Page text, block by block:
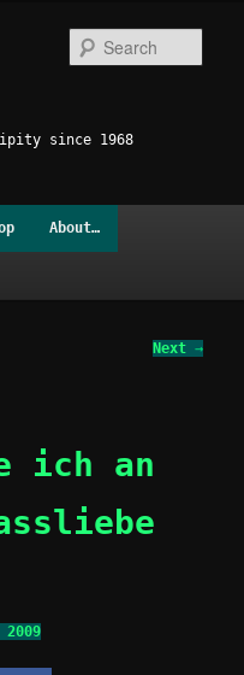
since 1968
About…
Next →
ich an
2009